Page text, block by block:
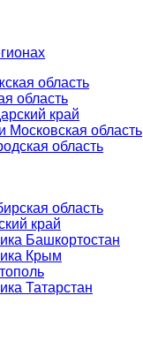
область
область
край
Московская область
область
область
край
Башкортостан
Крым
Татарстан